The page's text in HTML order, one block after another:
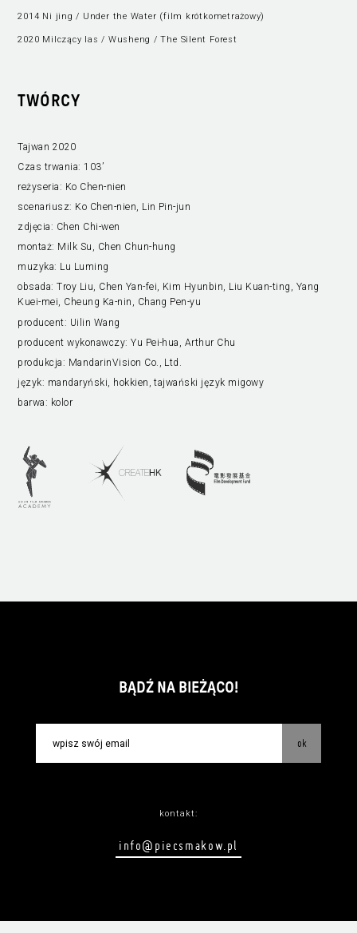
TWÓRCY
Tajwan 2020
Czas trwania: 103’
reżyseria: Ko Chen-nien
scenariusz: Ko Chen-nien, Lin Pin-jun
zdjęcia: Chen Chi-wen
montaż: Milk Su, Chen Chun-hung
muzyka: Lu Luming
obsada:Troy Liu, Chen Yan-fei, Kim Hyunbin, Liu Kuan-ting, Yang
Kuei-mei, Cheung Ka-nin, Chang Pen-yu
producent: Uilin Wang
producent wykonawczy:Yu Pei-hua, Arthur Chu
produkcja: MandarinVision Co., Ltd.
język: mandaryński, hokkien, tajwański język migowy
barwa: kolor
2014 Ni jing / Under the Water (film krótkometrażowy)
2020 Milczący las / Wusheng / The Silent Forest
BĄDŹ NA BIEŻĄCO!
ok
kontakt:
info@piecsmakow.pl